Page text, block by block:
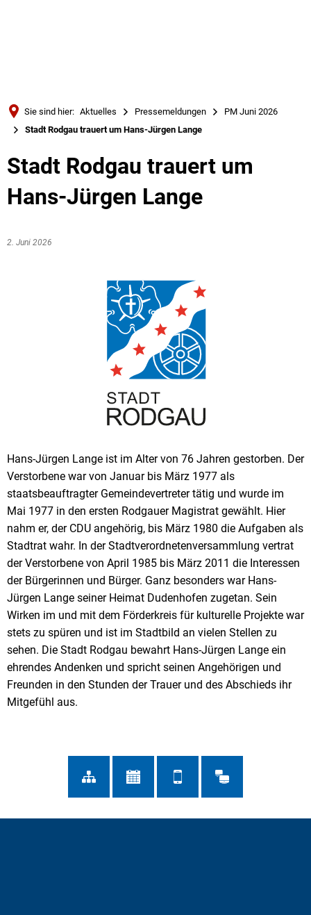
Русский
Deutsch
Sie sind hier: Aktuelles Pressemeldungen
PM Juni 2026
Stadt Rodgau trauert um Hans-Jürgen Lange
Stadt Rodgau trauert um
Hans-Jürgen Lange
2. Juni 2026
Hans-Jürgen Lange ist im Alter von 76 Jahren gestorben. Der
Verstorbene war von Januar bis März 1977 als
staatsbeauftragter Gemeindevertreter tätig und wurde im
Mai 1977 in den ersten Rodgauer Magistrat gewählt. Hier
nahm er, der CDU angehörig, bis März 1980 die Aufgaben als
Stadtrat wahr. In der Stadtverordnetenversammlung vertrat
der Verstorbene von April 1985 bis März 2011 die Interessen
der Bürgerinnen und Bürger. Ganz besonders war Hans-
Jürgen Lange seiner Heimat Dudenhofen zugetan. Sein
Wirken im und mit dem Förderkreis für kulturelle Projekte war
stets zu spüren und ist im Stadtbild an vielen Stellen zu
sehen. Die Stadt Rodgau bewahrt Hans-Jürgen Lange ein
ehrendes Andenken und spricht seinen Angehörigen und
Freunden in den Stunden der Trauer und des Abschieds ihr
Mitgefühl aus.